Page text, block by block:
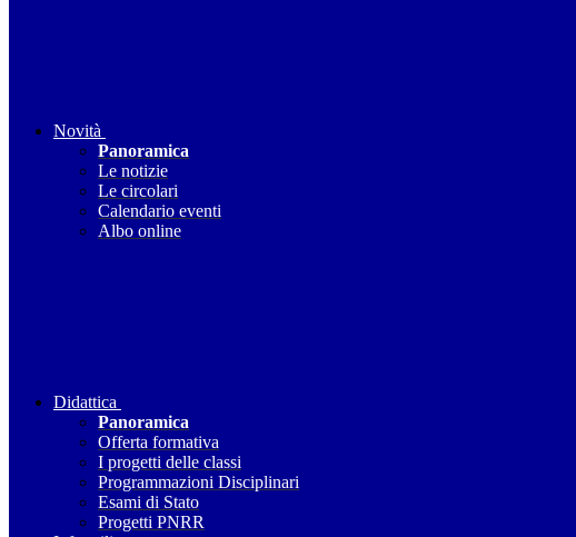
Novità
Panoramica
Le notizie
Le circolari
Calendario eventi
Albo online
Didattica
Panoramica
Offerta formativa
I progetti delle classi
Programmazioni Disciplinari
Esami di Stato
Progetti PNRR